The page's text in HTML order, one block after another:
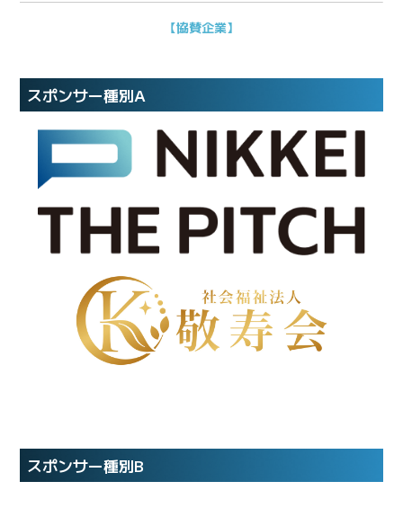
【協賛企業】
スポンサー種別A
スポンサー種別B